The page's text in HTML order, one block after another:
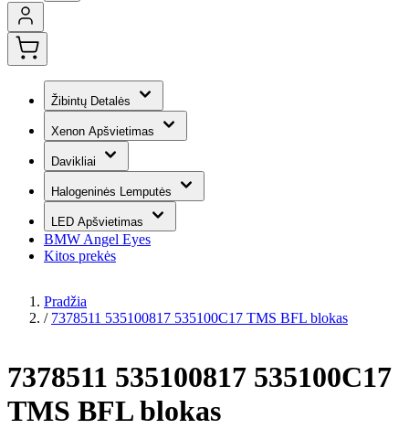
Žibintų Detalės
Xenon Apšvietimas
Davikliai
Halogeninės Lemputės
LED Apšvietimas
BMW Angel Eyes
Kitos prekės
Pradžia
/ 7378511 535100817 535100C17 TMS BFL blokas
7378511 535100817 535100C17
TMS BFL blokas